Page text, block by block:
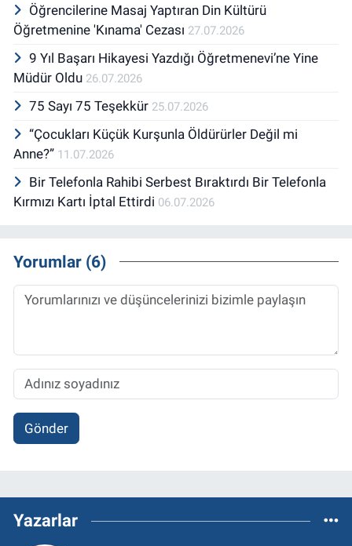
Öğrencilerine Masaj Yaptıran Din Kültürü
Öğretmenine 'Kınama' Cezası 27.07.2026
9 Yıl Başarı Hikayesi Yazdığı Öğretmenevi’ne Yine
Müdür Oldu 26.07.2026
75 Sayı 75 Teşekkür 25.07.2026
“Çocukları Küçük Kurşunla Öldürürler Değil mi
Anne?” 11.07.2026
Bir Telefonla Rahibi Serbest Bıraktırdı Bir Telefonla
Kırmızı Kartı İptal Ettirdi 06.07.2026
Yorumlar (6)
Gönder
Yazarlar